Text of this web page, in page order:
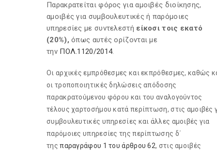
Παρακρατείται φόρος για αμοιβές διοίκησης,
αμοιβές για συμβουλευτικές ή παρόμοιες
υπηρεσίες με συντελεστή είκοσι τοις εκατό
(20%),όπως αυτές ορίζονται με
την ΠΟΛ.1120/2014.
Οι αρχικές εμπρόθεσμες και εκπρόθεσμες, καθώς
οι τροποποιητικές δηλώσεις απόδοσης
παρακρατούμενου φόρου και του αναλογούντος
τέλους χαρτοσήμου κατά περίπτωση, στις αμοιβές
συμβουλευτικές υπηρεσίες και άλλες αμοιβές για
παρόμοιες υπηρεσίες της περίπτωσης δ΄
τηςπαραγράφου 1 του άρθρου 62, στις αμοιβές